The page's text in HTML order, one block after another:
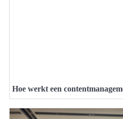
Hoe werkt een